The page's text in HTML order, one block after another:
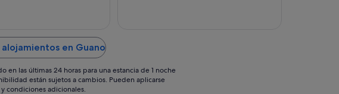
alojamientos en Guano
en las últimas 24 horas para una estancia de 1 noche
están sujetos a cambios. Pueden aplicarse
condiciones adicionales.